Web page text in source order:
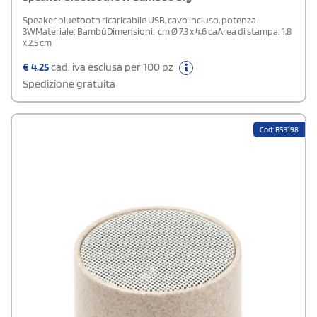
Speaker bluetooth ricaricabile USB, cavo incluso, potenza
3WMateriale: BambùDimensioni: cm Ø 7,3 x 4,6 caArea di stampa: 1,8
x 2,5 cm
€4,25cad. iva esclusa per 100 pz
Spedizione gratuita
Cod: BS3198